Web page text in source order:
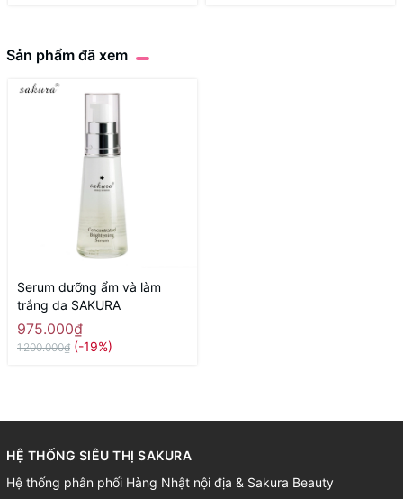
Sản phẩm đã xem
Serum dưỡng ẩm và làm
trắng da SAKURA
975.000₫
1.200.000₫ (-19%)
HỆ THỐNG SIÊU THỊ SAKURA
Hệ thống phân phối Hàng Nhật nội địa & Sakura Beauty